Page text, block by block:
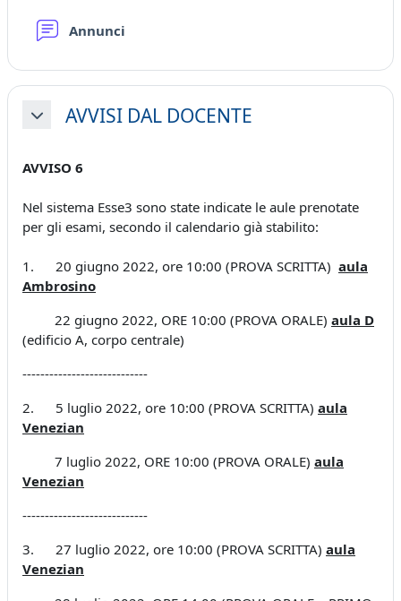
Annunci
MinimizzaAVVISI DAL DOCENTE
AVVISO 6
Nel sistema Esse3 sono state indicate le aule prenotate
per gli esami, secondo il calendario già stabilito:
1. 20 giugno 2022, ore 10:00 (PROVA SCRITTA) aula
Ambrosino
22 giugno 2022, ORE 10:00 (PROVA ORALE) aula D
(edificio A, corpo centrale)
----------------------------
2. 5 luglio 2022, ore 10:00 (PROVA SCRITTA) aula
Venezian
7 luglio 2022, ORE 10:00 (PROVA ORALE) aula
Venezian
----------------------------
3. 27 luglio 2022, ore 10:00 (PROVA SCRITTA) aula
Venezian